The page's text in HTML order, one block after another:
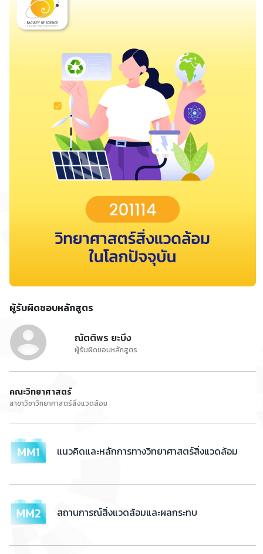
ผู้รับผิดชอบหลักสูตร
ณัตติพร ยะบึง
ผู้รับผิดชอบหลักสูตร
คณะวิทยาศาสตร์
สาขาวิชาวิทยาศาสตร์สิ่งแวดล้อม
แนวคิดและหลักการทางวิทยาศาสตร์สิ่งแวดล้อม
สถานการณ์สิ่งแวดล้อมและผลกระทบ